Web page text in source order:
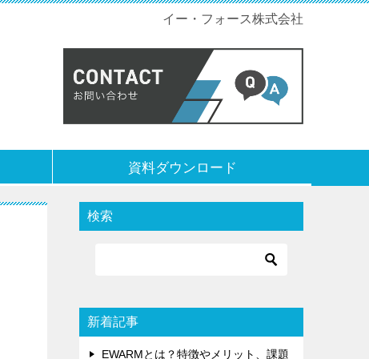
イー・フォース株式会社
資料ダウンロード
検索
新着記事
EWARMとは？特徴やメリット、課題